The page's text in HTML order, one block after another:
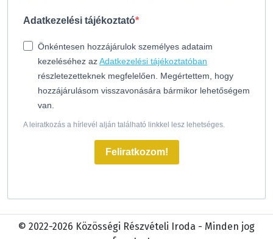
Adatkezelési tájékoztató
Önkéntesen hozzájárulok személyes adataim
kezeléséhez azAdatkezelési tájékoztatóban
részletezetteknek megfelelően. Megértettem, hogy
hozzájárulásom visszavonására bármikor lehetőségem
van.
A leiratkozás a hírlevél alján található linkkel lesz lehetséges.
Feliratkozom!
© 2022-2026 Közösségi Részvételi Iroda - Minden jog